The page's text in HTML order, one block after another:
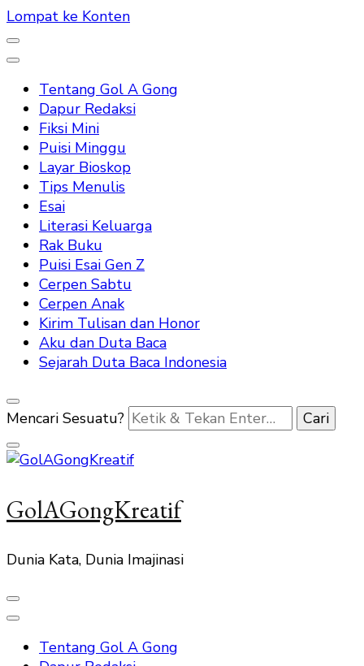
Lompat ke Konten
Tentang Gol A Gong
Dapur Redaksi
Fiksi Mini
Puisi Minggu
Layar Bioskop
Tips Menulis
Esai
Literasi Keluarga
Rak Buku
Puisi Esai Gen Z
Cerpen Sabtu
Cerpen Anak
Kirim Tulisan dan Honor
Aku dan Duta Baca
Sejarah Duta Baca Indonesia
Mencari Sesuatu?
GolAGongKreatif
Dunia Kata, Dunia Imajinasi
Tentang Gol A Gong